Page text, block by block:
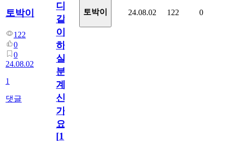
토박이
122
0
0
24.08.02
1
댓글
디
같
이
하
실
분
계
신
가
요?
[1]
토박이 24.08.02 122 0